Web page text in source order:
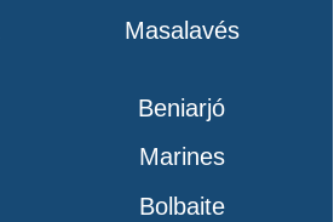
Masalavés
Beniarjó
Marines
Bolbaite